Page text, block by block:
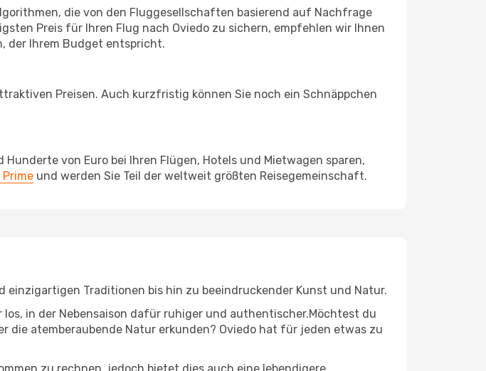
die von den Fluggesellschaften basierend auf Nachfrage
Preis für Ihren Flug nach Oviedo zu sichern, empfehlen wir Ihnen
der Ihrem Budget entspricht.
Preisen. Auch kurzfristig können Sie noch ein Schnäppchen
von Euro bei Ihren Flügen, Hotels und Mietwagen sparen,
Prime und werden Sie Teil der weltweit größten Reisegemeinschaft.
einzigartigen Traditionen bis hin zu beeindruckender Kunst und Natur.
in der Nebensaison dafür ruhiger und authentischer.Möchtest du
die atemberaubende Natur erkunden? Oviedo hat für jeden etwas zu